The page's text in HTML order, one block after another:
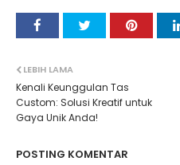
LEBIH LAMA
Kenali Keunggulan Tas
Custom: Solusi Kreatif untuk
Gaya Unik Anda!
POSTING KOMENTAR